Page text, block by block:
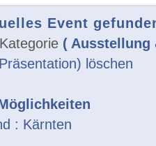
Event
( Ausstellung
löschen
: Kärnten